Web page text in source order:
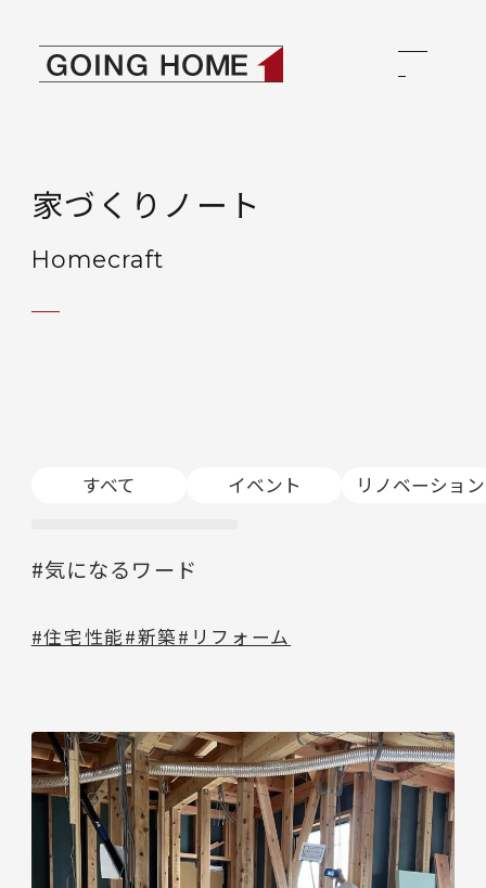
家づくりノート
Homecraft
すべて イベント リノベーション
#気になるワード
#住宅性能#新築#リフォーム